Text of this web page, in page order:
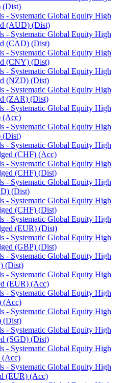
(Dist)
- Systematic Global Equity High
(AUD) (Dist)
- Systematic Global Equity High
(CAD) (Dist)
- Systematic Global Equity High
(CNY) (Dist)
- Systematic Global Equity High
(NZD) (Dist)
- Systematic Global Equity High
(ZAR) (Dist)
- Systematic Global Equity High
(Acc)
- Systematic Global Equity High
(Dist)
- Systematic Global Equity High
(CHF) (Acc)
- Systematic Global Equity High
(CHF) (Dist)
- Systematic Global Equity High
(Dist)
- Systematic Global Equity High
(CHF) (Dist)
- Systematic Global Equity High
(EUR) (Dist)
- Systematic Global Equity High
(GBP) (Dist)
- Systematic Global Equity High
(Dist)
- Systematic Global Equity High
(EUR) (Acc)
- Systematic Global Equity High
(Acc)
- Systematic Global Equity High
(Dist)
- Systematic Global Equity High
(SGD) (Dist)
- Systematic Global Equity High
(Acc)
- Systematic Global Equity High
(EUR) (Acc)